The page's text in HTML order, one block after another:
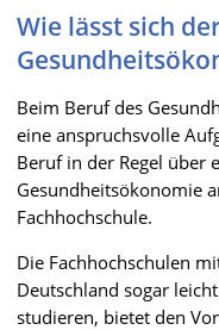
Wie lässt sich
Beim Beruf des
eine anspruchsvolle
Beruf in der Regel über
Gesundheitsökonomie
Fachhochschule.
Die Fachhochschulen
Deutschland sogar
studieren, bietet den